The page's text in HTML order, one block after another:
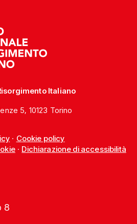
Italiano
5, 10123 Torino
· Cookie policy
· Dichiarazione di accessibilità
8